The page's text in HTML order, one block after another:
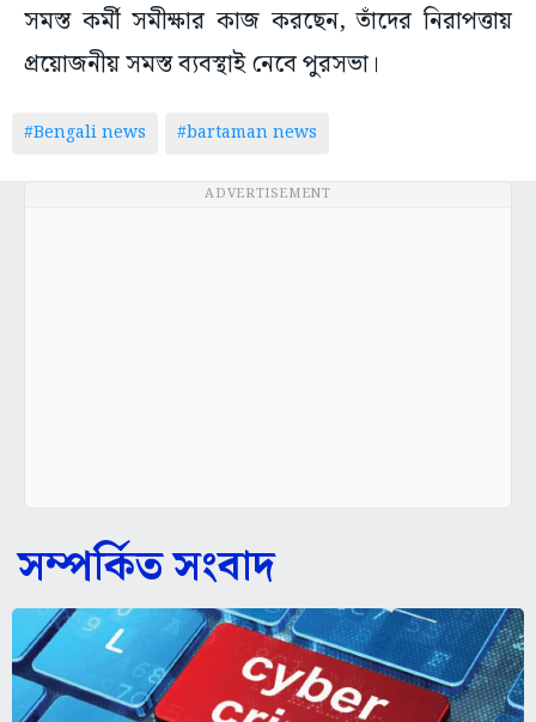
সমস্ত কর্মী সমীক্ষার কাজ করছেন, তাঁদের নিরাপত্তায়
প্রয়োজনীয় সমস্ত ব্যবস্থাই নেবে পুরসভা।
#Bengali news #bartaman news
ADVERTISEMENT
সম্পর্কিত সংবাদ